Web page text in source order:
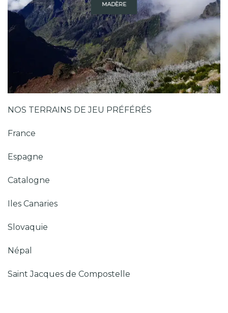
MADÈRE
NOS TERRAINS DE JEU PRÉFÉRÉS
France
Espagne
Catalogne
Iles Canaries
Slovaquie
Népal
Saint Jacques de Compostelle